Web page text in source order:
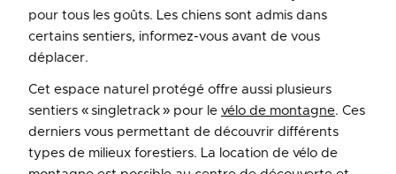
pour tous les goûts. Les chiens sont admis dans
certains sentiers, informez-vous avant de vous
déplacer.
Cet espace naturel protégé offre aussi plusieurs
sentiers « singletrack » pour levélo de montagne. Ces
derniers vous permettant de découvrir différents
types de milieux forestiers. La location de vélo de